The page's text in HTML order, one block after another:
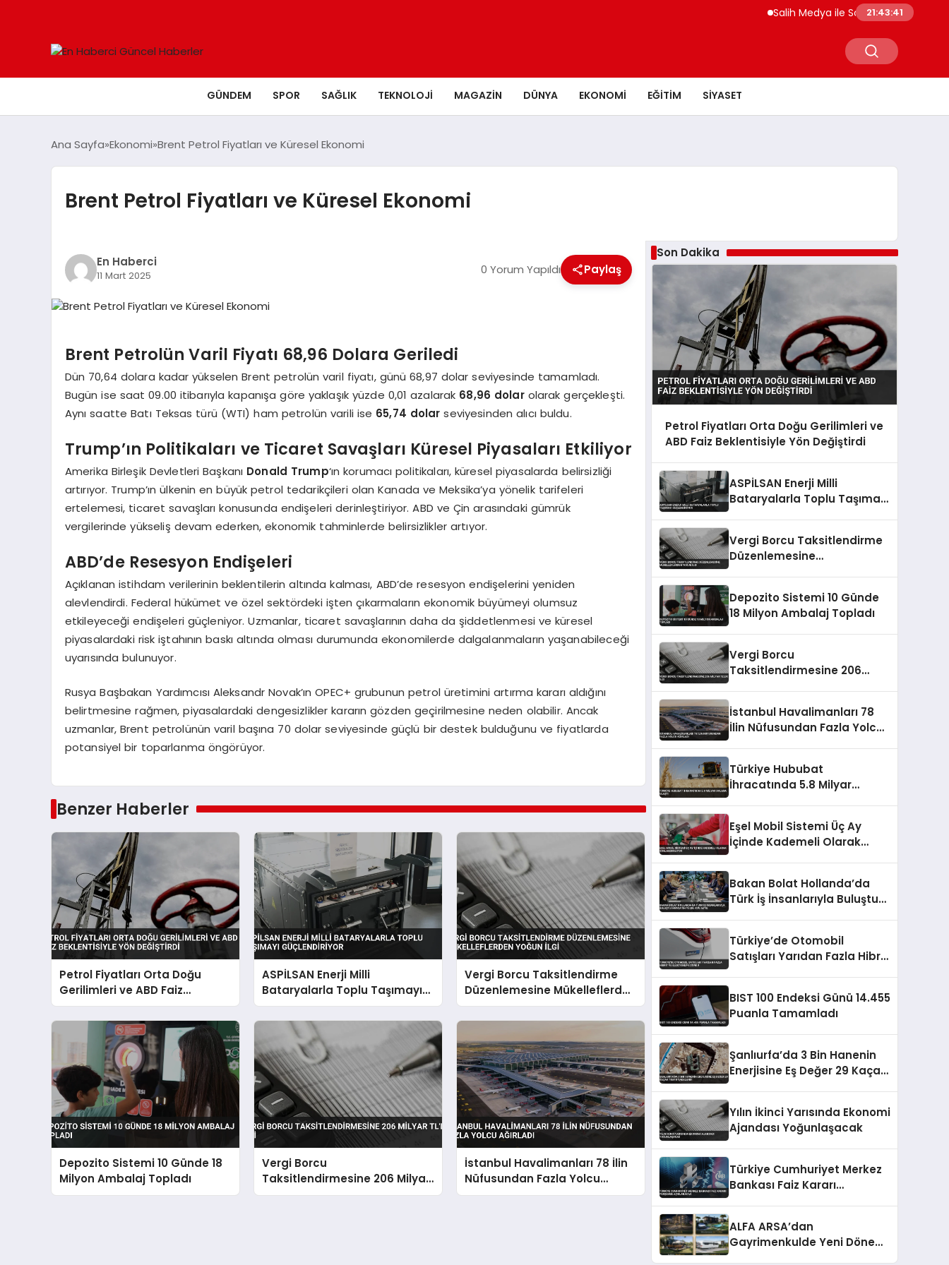
Salih Medya ile Sosyal Medya Profil
21:43:41
GÜNDEM SPOR SAĞLIK TEKNOLOJI MAGAZIN DÜNYA EKONOMI EĞITIM SIYASET
Ana Sayfa Ekonomi Brent Petrol Fiyatları ve Küresel Ekonomi
Brent Petrol Fiyatları ve Küresel Ekonomi
En Haberci
11 Mart 2025 0 Yorum Yapıldı Paylaş
Brent Petrolün Varil Fiyatı 68,96 Dolara Geriledi
Dün 70,64 dolara kadar yükselen Brent petrolün varil fiyatı, günü 68,97 dolar seviyesinde tamamladı.
Bugün ise saat 09.00 itibarıyla kapanışa göre yaklaşık yüzde 0,01 azalarak 68,96 dolarolarak gerçekleşti.
Aynı saatte Batı Teksas türü (WTI) ham petrolün varili ise 65,74 dolar seviyesinden alıcı buldu.
Trump’ın Politikaları ve Ticaret Savaşları Küresel Piyasaları Etkiliyor
Amerika Birleşik Devletleri Başkanı Donald Trump‘ın korumacı politikaları, küresel piyasalarda belirsizliği
artırıyor. Trump’ın ülkenin en büyük petrol tedarikçileri olan Kanada ve Meksika’ya yönelik tarifeleri
ertelemesi, ticaret savaşları konusunda endişeleri derinleştiriyor. ABD ve Çin arasındaki gümrük
vergilerinde yükseliş devam ederken, ekonomik tahminlerde belirsizlikler artıyor.
ABD’de Resesyon Endişeleri
Açıklanan istihdam verilerinin beklentilerin altında kalması, ABD’de resesyon endişelerini yeniden
alevlendirdi. Federal hükümet ve özel sektördeki işten çıkarmaların ekonomik büyümeyi olumsuz
etkileyeceği endişeleri güçleniyor. Uzmanlar, ticaret savaşlarının daha da şiddetlenmesi ve küresel
piyasalardaki risk iştahının baskı altında olması durumunda ekonomilerde dalgalanmaların yaşanabileceği
uyarısında bulunuyor.
Rusya Başbakan Yardımcısı Aleksandr Novak’ın OPEC+ grubunun petrol üretimini artırma kararı aldığını
belirtmesine rağmen, piyasalardaki dengesizlikler kararın gözden geçirilmesine neden olabilir. Ancak
uzmanlar, Brent petrolünün varil başına 70 dolar seviyesinde güçlü bir destek bulduğunu ve fiyatlarda
potansiyel bir toparlanma öngörüyor.
Benzer Haberler
Petrol Fiyatları Orta Doğu
Gerilimleri ve ABD Faiz
Beklentisiyle Yön Değiştirdi
ASPİLSAN Enerji Milli
Bataryalarla Toplu Taşımayı
Güçlendiriyor
Vergi Borcu Taksitlendirme
Düzenlemesine Mükelleflerden
Yoğun İlgi
Depozito Sistemi 10 Günde 18
Milyon Ambalaj Topladı
Vergi Borcu
Taksitlendirmesine 206 Milyar
TL’lik İlgi
İstanbul Havalimanları 78 İlin
Nüfusundan Fazla Yolcu
Ağırladı
Son Dakika
Petrol Fiyatları Orta Doğu Gerilimleri ve
ABD Faiz Beklentisiyle Yön Değiştirdi
ASPİLSAN Enerji Milli
Bataryalarla Toplu Taşımayı
Vergi Borcu Taksitlendirme
Düzenlemesine
Depozito Sistemi 10 Günde
18 Milyon Ambalaj Topladı
Vergi Borcu
Taksitlendirmesine 206
İstanbul Havalimanları 78
İlin Nüfusundan Fazla Yolcu
Türkiye Hububat
İhracatında 5.8 Milyar
Eşel Mobil Sistemi Üç Ay
İçinde Kademeli Olarak
Bakan Bolat Hollanda’da
Türk İş İnsanlarıyla Buluştu
Türkiye’de Otomobil
Satışları Yarıdan Fazla Hibrit
BIST 100 Endeksi Günü 14.455
Puanla Tamamladı
Şanlıurfa’da 3 Bin Hanenin
Enerjisine Eş Değer 29 Kaçak
Yılın İkinci Yarısında Ekonomi
Ajandası Yoğunlaşacak
Türkiye Cumhuriyet Merkez
Bankası Faiz Kararı
ALFA ARSA’dan
Gayrimenkulde Yeni Dönem: